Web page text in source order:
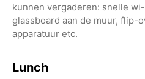
kunnen vergaderen: snelle
glassboard aan de muur, flip-
apparatuur etc.
Lunch